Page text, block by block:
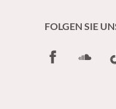
FOLGEN SIE
Facebook